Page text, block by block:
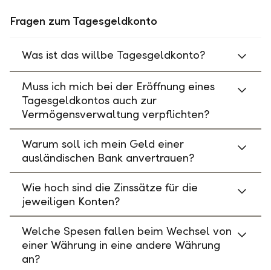
Fragen zum Tagesgeldkonto
Was ist das willbe Tagesgeldkonto?
Muss ich mich bei der Eröffnung eines
Tagesgeldkontos auch zur
Vermögensverwaltung verpflichten?
Warum soll ich mein Geld einer
ausländischen Bank anvertrauen?
Wie hoch sind die Zinssätze für die
jeweiligen Konten?
Welche Spesen fallen beim Wechsel von
einer Währung in eine andere Währung
an?